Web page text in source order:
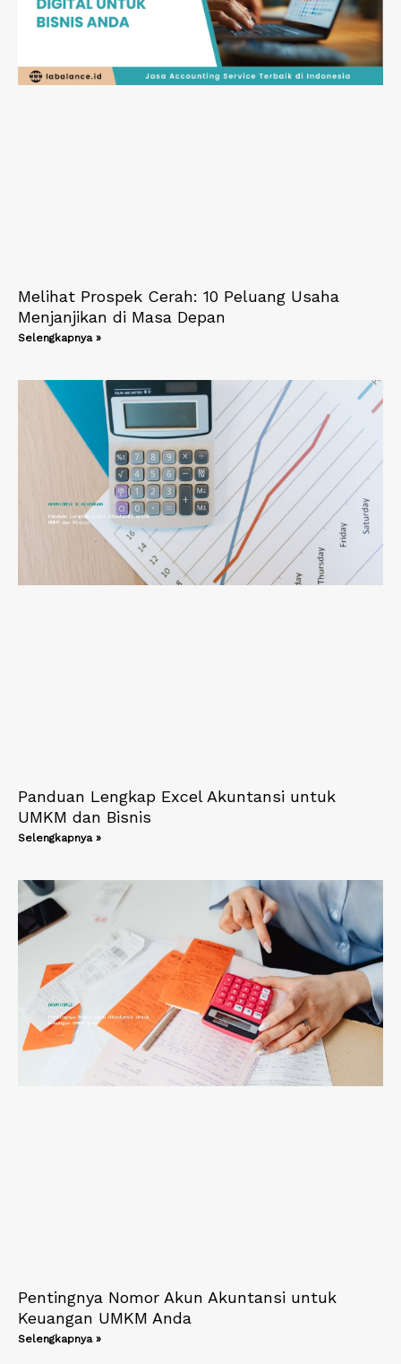
Melihat Prospek Cerah: 10 Peluang Usaha
Menjanjikan di Masa Depan
Selengkapnya »
Panduan Lengkap Excel Akuntansi untuk
UMKM dan Bisnis
Selengkapnya »
Pentingnya Nomor Akun Akuntansi untuk
Keuangan UMKM Anda
Selengkapnya »